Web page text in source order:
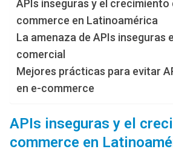
APIs inseguras y el crecimiento
commerce en Latinoamérica
La amenaza de APIs inseguras
comercial
Mejores prácticas para evitar
en e-commerce
APIs inseguras y el
commerce en